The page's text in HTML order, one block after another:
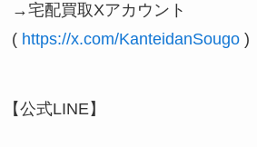
→宅配買取Xアカウント
( https://x.com/KanteidanSougo )
【公式LINE】